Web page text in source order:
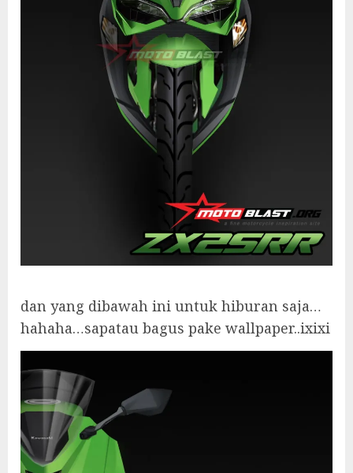
dan yang dibawah ini untuk hiburan saja…
hahaha…sapatau bagus pake wallpaper..ixixi